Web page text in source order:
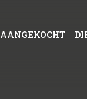
AANGEKOCHT